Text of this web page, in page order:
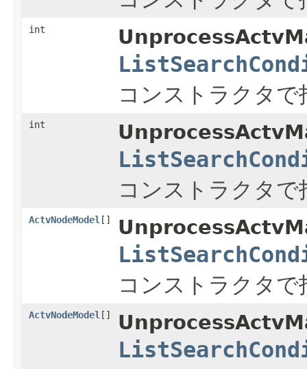
int
コンストラクタ
int
コンストラクタ
ActvNodeModel []
コンストラクタ
ActvNodeModel []